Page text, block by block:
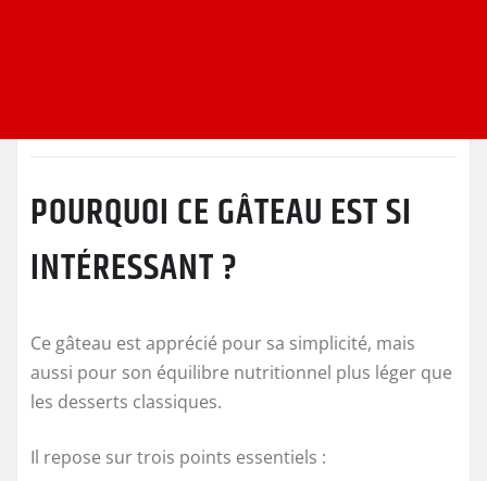
POURQUOI CE GÂTEAU EST SI
INTÉRESSANT ?
Ce gâteau est apprécié pour sa simplicité, mais
aussi pour son équilibre nutritionnel plus léger que
les desserts classiques.
Il repose sur trois points essentiels :